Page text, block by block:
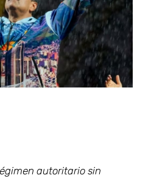
autoritario sin